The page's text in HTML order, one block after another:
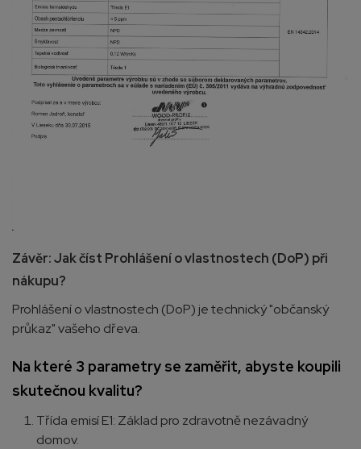
Závěr: Jak číst Prohlášení o vlastnostech (DoP) při
nákupu?
Prohlášení o vlastnostech (DoP) je technický "občanský
průkaz" vašeho dřeva.
Na které 3 parametry se zaměřit, abyste koupili
skutečnou kvalitu?
Třída emisí E1: Základ pro zdravotně nezávadný
domov.